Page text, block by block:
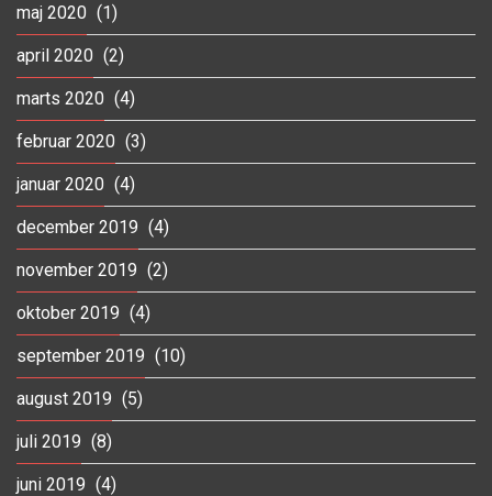
maj 2020 (1)
april 2020 (2)
marts 2020 (4)
februar 2020 (3)
januar 2020 (4)
december 2019 (4)
november 2019 (2)
oktober 2019 (4)
september 2019 (10)
august 2019 (5)
juli 2019 (8)
juni 2019 (4)